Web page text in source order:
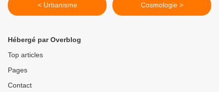
< Urbanisme Cosmologie >
Hébergé par Overblog
Top articles
Pages
Contact